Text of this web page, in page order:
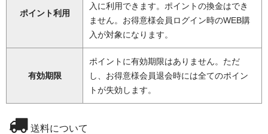
ポイント利用
入に利用できます。ポイントの換金はでき
ません。お得意様会員ログイン時のWEB購
入が対象になります。
有効期限
ポイントに有効期限はありません。ただ
し、お得意様会員退会時には全てのポイン
トが失効します。
送料について